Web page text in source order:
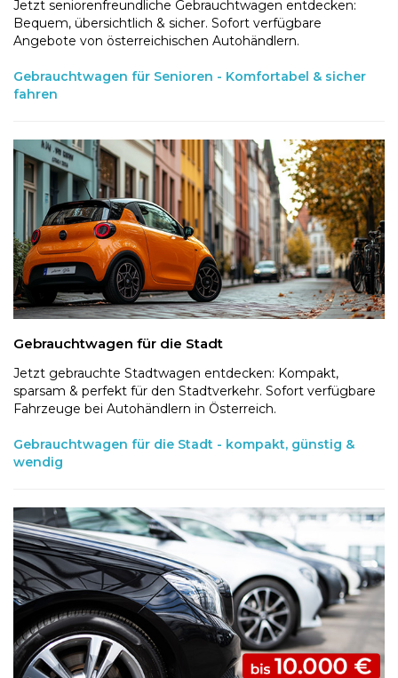
Jetzt seniorenfreundliche Gebrauchtwagen entdecken:
Bequem, übersichtlich & sicher. Sofort verfügbare
Angebote von österreichischen Autohändlern.
Gebrauchtwagen für Senioren - Komfortabel & sicher
fahren
Gebrauchtwagen für die Stadt
Jetzt gebrauchte Stadtwagen entdecken: Kompakt,
sparsam & perfekt für den Stadtverkehr. Sofort verfügbare
Fahrzeuge bei Autohändlern in Österreich.
Gebrauchtwagen für die Stadt - kompakt, günstig &
wendig